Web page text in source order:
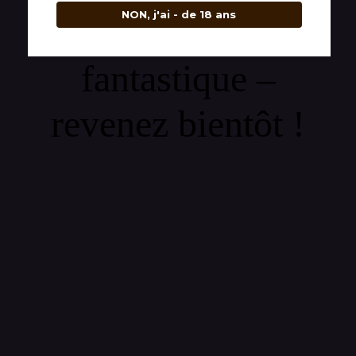
quelque chose de
fantastique –
revenez bientôt !
NON, j'ai - de 18 ans